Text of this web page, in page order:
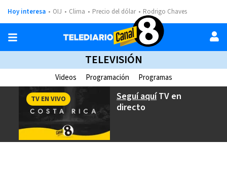
Hoy interesa OIJ Clima Precio del dólar Rodrigo Chaves
TELEVISIÓN
Videos Programación Programas
Seguí aquíTV en
directo
TV EN VIVO